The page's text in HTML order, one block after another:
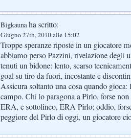
Bigkaunaha scritto:
Giugno 27th, 2010 alle 15:02
Troppe speranze riposte in un giocatore
abbiamo perso Pazzini, rivelazione degli
tenuti un bidone: lento, scarso
goal su tiro da fuori, incostante e
Assicura soltanto una cosa quando gioca:
campo. Chi lo paragona a Pirlo, forse
ERA, e sottolineo, ERA Pirlo; oddio,
peggiore del Pirlo di oggi, un giocatore